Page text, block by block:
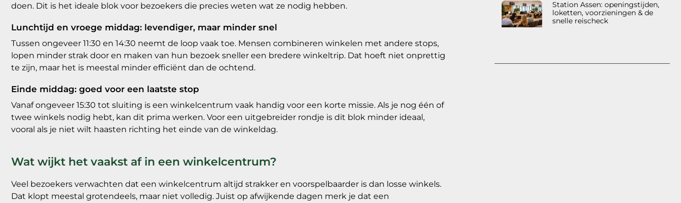
doen. Dit is het ideale blok voor bezoekers die precies weten wat ze nodig hebben.
Lunchtijd en vroege middag: levendiger, maar minder snel
Tussen ongeveer 11:30 en 14:30 neemt de loop vaak toe. Mensen combineren winkelen met andere stops,
lopen minder strak door en maken van hun bezoek sneller een bredere winkeltrip. Dat hoeft niet onprettig
te zijn, maar het is meestal minder efficiënt dan de ochtend.
Einde middag: goed voor een laatste stop
Vanaf ongeveer 15:30 tot sluiting is een winkelcentrum vaak handig voor een korte missie. Als je nog één of
twee winkels nodig hebt, kan dit prima werken. Voor een uitgebreider rondje is dit blok minder ideaal,
vooral als je niet wilt haasten richting het einde van de winkeldag.
Wat wijkt het vaakst af in een winkelcentrum?
Veel bezoekers verwachten dat een winkelcentrum altijd strakker en voorspelbaarder is dan losse winkels.
Dat klopt meestal grotendeels, maar niet volledig. Juist op afwijkende dagen merk je dat een
Station Assen: openingstijden,
loketten, voorzieningen & de
snelle reischeck